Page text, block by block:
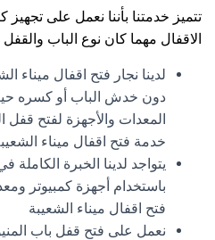
تتميز خدمتنا بأننا نعمل على
الاقفال مهما كان نوع الباب والقفل
لدينا نجار فتح اقفال ميناء
دون خدش الباب أو كسره
المعدات والأجهزة لفتح قفل
خدمة فتح اقفال ميناء
يتواجد لدينا الخبرة الكاملة
باستخدام أجهزة كمبيوتر
فتح اقفال ميناء الشعيبة
نعمل على فتح قفل باب